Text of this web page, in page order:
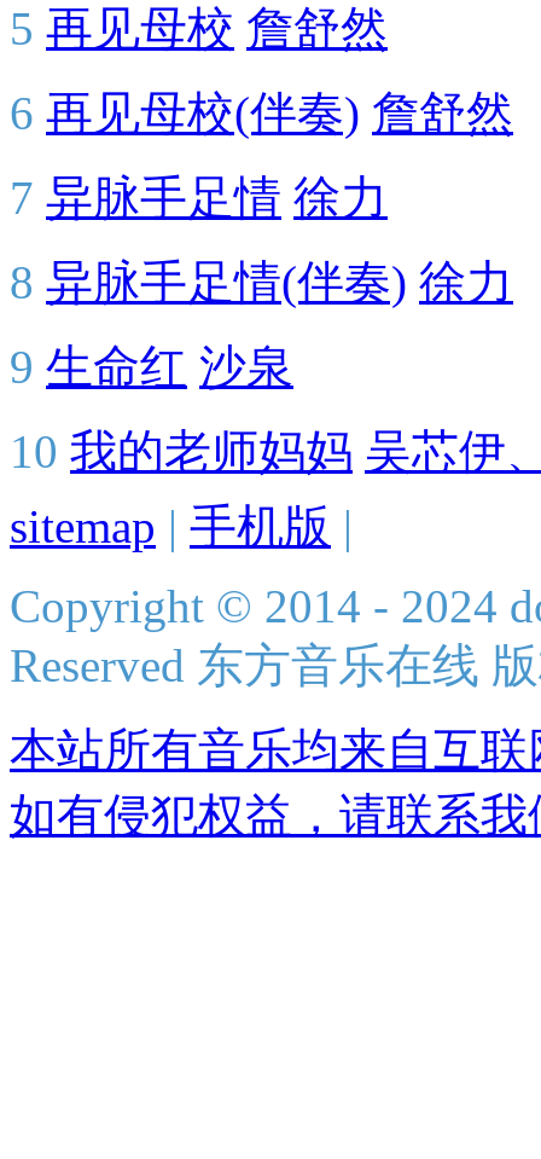
5 再见母校 詹舒然
6 再见母校(伴奏) 詹舒然
7 异脉手足情 徐力
8 异脉手足情(伴奏) 徐力
9 生命红 沙泉
10 我的老师妈妈 吴芯伊
sitemap | 手机版 |
Copyright © 2014 - 2024
Reserved 东方音乐在线
本站所有音乐均来自互
如有侵犯权益，请联系